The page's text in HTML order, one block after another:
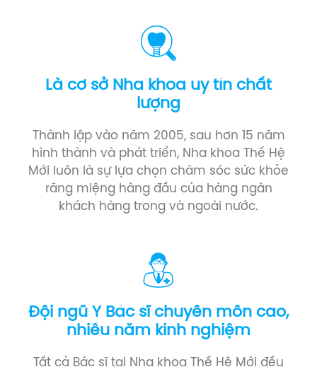
Là cơ sở Nha khoa uy tín chất
lượng
Thành lập vào năm 2005, sau hơn 15 năm
hình thành và phát triển, Nha khoa Thế Hệ
Mới luôn là sự lựa chọn chăm sóc sức khỏe
răng miệng hàng đầu của hàng ngàn
khách hàng trong và ngoài nước.
Đội ngũ Y Bác sĩ chuyên môn cao,
nhiều năm kinh nghiệm
Tất cả Bác sĩ tại Nha khoa Thế Hệ Mới đều